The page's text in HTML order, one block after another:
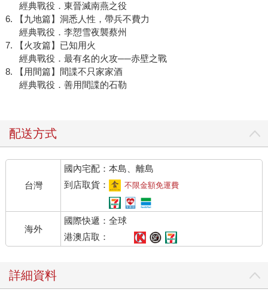
經典戰役．東晉滅南燕之役
6. 【九地篇】洞悉人性，帶兵不費力
經典戰役．李愬雪夜襲蔡州
7. 【火攻篇】已知用火
經典戰役．最有名的火攻──赤壁之戰
8. 【用間篇】間諜不只家家酒
經典戰役．善用間諜的石勒
配送方式
台灣
國內宅配：本島、離島
到店取貨：
不限金額免運費
海外
國際快遞：全球
港澳店取：
詳細資料